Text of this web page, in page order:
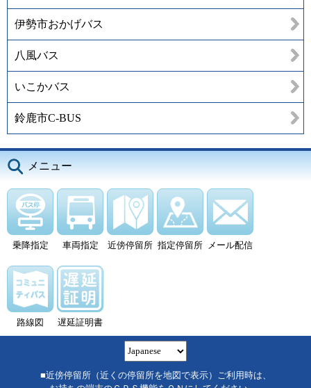
伊勢市おかげバス
八風バス
いこかバス
鈴鹿市C-BUS
メニュー
乗降指定 車両指定 近傍停留所 指定停留所 メール配信
路線図 遅延証明書
■近傍停留所（近くの停留所を地図で表示）ご利用時は、